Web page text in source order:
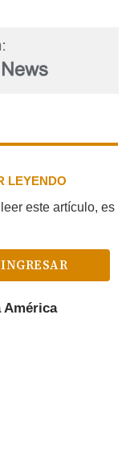
LEYENDO
este artículo, es
INGRESAR
América